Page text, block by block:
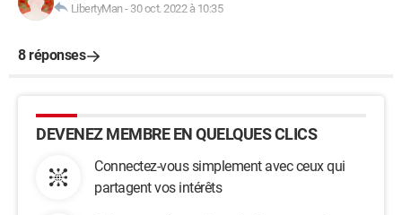
LibertyMan- 30 oct. 2022 à 10:35
8 réponses
DEVENEZ MEMBRE EN QUELQUES CLICS
Connectez-vous simplement avec ceux qui
partagent vos intérêts